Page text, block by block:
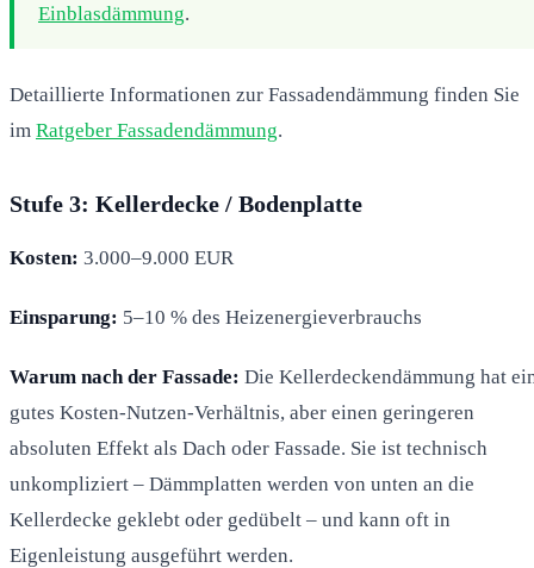
Einblasdämmung.
Detaillierte Informationen zur Fassadendämmung finden Sie
im Ratgeber Fassadendämmung.
Stufe 3: Kellerdecke / Bodenplatte
Kosten: 3.000–9.000 EUR
Einsparung: 5–10 % des Heizenergieverbrauchs
Warum nach der Fassade: Die Kellerdeckendämmung hat
gutes Kosten-Nutzen-Verhältnis, aber einen geringeren
absoluten Effekt als Dach oder Fassade. Sie ist technisch
unkompliziert – Dämmplatten werden von unten an die
Kellerdecke geklebt oder gedübelt – und kann oft in
Eigenleistung ausgeführt werden.